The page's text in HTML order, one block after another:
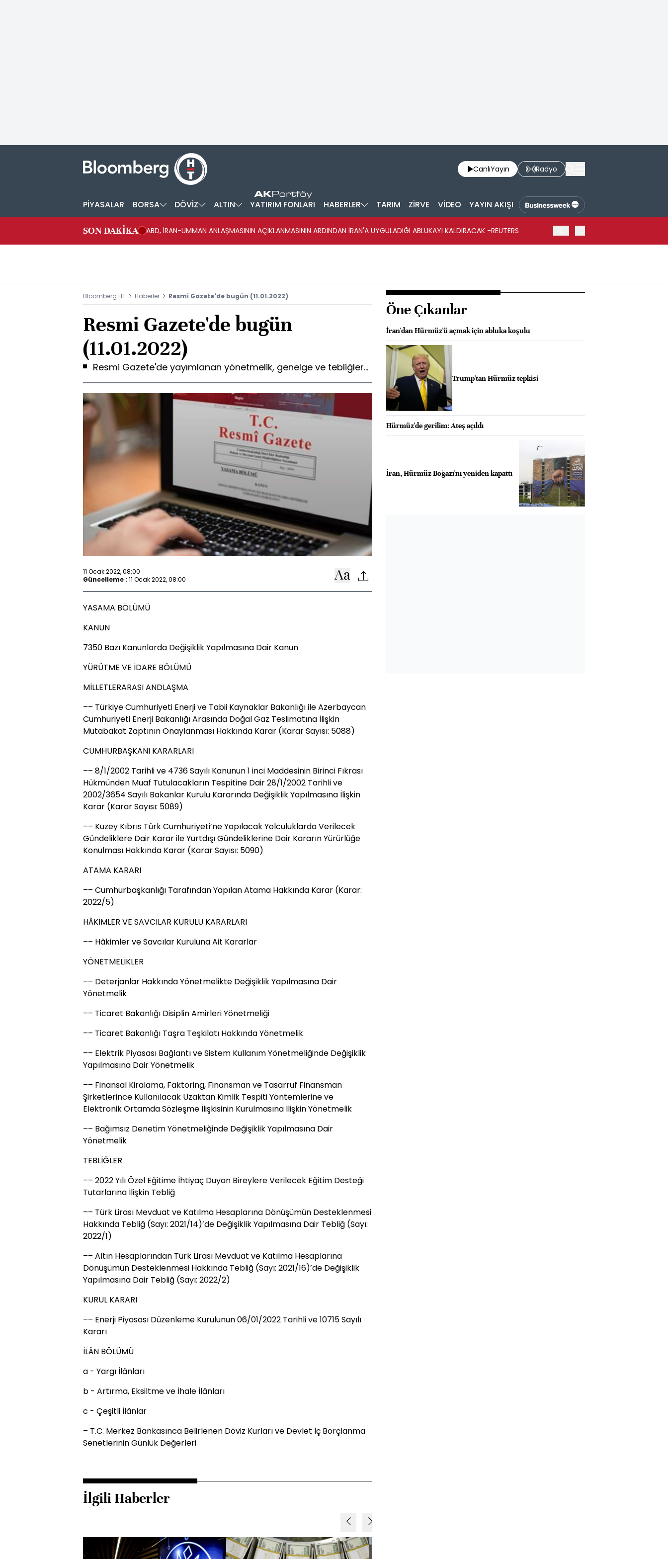
CanlıYayın Radyo
PİYASALAR BORSA DÖVİZ ALTIN YATIRIM FONLARI HABERLER TARIM ZİRVE VİDEO YAYIN AKIŞI
SON DAKİKA ABD, İRAN-UMMAN ANLAŞMASININ AÇIKLANMASININ ARDINDAN İRAN'A UYGULADIĞI ABLUKAYI KALDIRACAK -REUTERS
Bloomberg HT Haberler Resmi Gazete'de bugün (11.01.2022)
Resmi Gazete'de bugün
(11.01.2022)
Resmi Gazete'de yayımlanan yönetmelik, genelge ve tebliğler...
11 Ocak 2022, 08:00
Güncelleme : 11 Ocak 2022, 08:00
YASAMA BÖLÜMÜ
KANUN
7350 Bazı Kanunlarda Değişiklik Yapılmasına Dair Kanun
YÜRÜTME VE İDARE BÖLÜMÜ
MİLLETLERARASI ANDLAŞMA
–– Türkiye Cumhuriyeti Enerji ve Tabii Kaynaklar Bakanlığı ile Azerbaycan
Cumhuriyeti Enerji Bakanlığı Arasında Doğal Gaz Teslimatına İlişkin
Mutabakat Zaptının Onaylanması Hakkında Karar (Karar Sayısı: 5088)
CUMHURBAŞKANI KARARLARI
–– 8/1/2002 Tarihli ve 4736 Sayılı Kanunun 1 inci Maddesinin Birinci Fıkrası
Hükmünden Muaf Tutulacakların Tespitine Dair 28/1/2002 Tarihli ve
2002/3654 Sayılı Bakanlar Kurulu Kararında Değişiklik Yapılmasına İlişkin
Karar (Karar Sayısı: 5089)
–– Kuzey Kıbrıs Türk Cumhuriyeti’ne Yapılacak Yolculuklarda Verilecek
Gündeliklere Dair Karar ile Yurtdışı Gündeliklerine Dair Kararın Yürürlüğe
Konulması Hakkında Karar (Karar Sayısı: 5090)
ATAMA KARARI
–– Cumhurbaşkanlığı Tarafından Yapılan Atama Hakkında Karar (Karar:
2022/5)
HÂKİMLER VE SAVCILAR KURULU KARARLARI
–– Hâkimler ve Savcılar Kuruluna Ait Kararlar
YÖNETMELİKLER
–– Deterjanlar Hakkında Yönetmelikte Değişiklik Yapılmasına Dair
Yönetmelik
–– Ticaret Bakanlığı Disiplin Amirleri Yönetmeliği
–– Ticaret Bakanlığı Taşra Teşkilatı Hakkında Yönetmelik
–– Elektrik Piyasası Bağlantı ve Sistem Kullanım Yönetmeliğinde Değişiklik
Yapılmasına Dair Yönetmelik
–– Finansal Kiralama, Faktoring, Finansman ve Tasarruf Finansman
Şirketlerince Kullanılacak Uzaktan Kimlik Tespiti Yöntemlerine ve
Elektronik Ortamda Sözleşme İlişkisinin Kurulmasına İlişkin Yönetmelik
–– Bağımsız Denetim Yönetmeliğinde Değişiklik Yapılmasına Dair
Yönetmelik
TEBLİĞLER
–– 2022 Yılı Özel Eğitime İhtiyaç Duyan Bireylere Verilecek Eğitim Desteği
Tutarlarına İlişkin Tebliğ
–– Türk Lirası Mevduat ve Katılma Hesaplarına Dönüşümün Desteklenmesi
Hakkında Tebliğ (Sayı: 2021/14)’de Değişiklik Yapılmasına Dair Tebliğ (Sayı:
2022/1)
–– Altın Hesaplarından Türk Lirası Mevduat ve Katılma Hesaplarına
Dönüşümün Desteklenmesi Hakkında Tebliğ (Sayı: 2021/16)’de Değişiklik
Yapılmasına Dair Tebliğ (Sayı: 2022/2)
KURUL KARARI
–– Enerji Piyasası Düzenleme Kurulunun 06/01/2022 Tarihli ve 10715 Sayılı
Kararı
İLÂN BÖLÜMÜ
a - Yargı İlânları
b - Artırma, Eksiltme ve İhale İlânları
c - Çeşitli İlânlar
– T.C. Merkez Bankasınca Belirlenen Döviz Kurları ve Devlet İç Borçlanma
Senetlerinin Günlük Değerleri
İlgili Haberler
Öne Çıkanlar
İran'dan Hürmüz'ü açmak için abluka koşulu
Trump'tan Hürmüz tepkisi
Hürmüz'de gerilim: Ateş açıldı
İran, Hürmüz Boğazı'nı yeniden kapattı